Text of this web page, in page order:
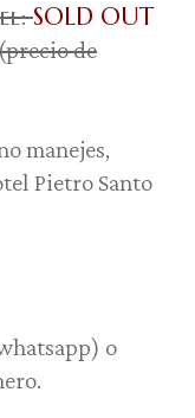
SOLD OUT
de
manejes,
Pietro Santo
o